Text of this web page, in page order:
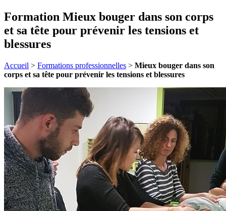
Formation Mieux bouger dans son corps
et sa tête pour prévenir les tensions et
blessures
Accueil > Formations professionnelles > Mieux bouger dans son
corps et sa tête pour prévenir les tensions et blessures